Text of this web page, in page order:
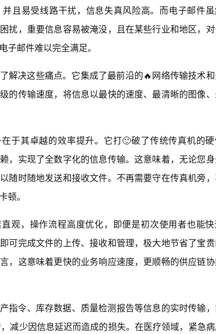
且易受线路干扰，信息失真风险高。而电子邮件
扰，重要信息容易被淹没，且在某些行业和地区，
子邮件难以完全满足。
解决这些痛点。它集成了最前沿的🔥网络传输技术
的传输速度，将信息以最快的速度、最清晰的图像
于其卓越的效率提升。它打🙂破了传统传真机的
，实现了全数字化的信息传输。这意味着，无论您
随时随地发送和接收文件。不再需要守在传真机旁
顿。
观，操作流程高度优化，即便是初次使用者也能快
可完成文件的上传、接收和管理，极大地节省了宝
，这意味着更快的业务响应速度，更顺畅的供应链协
指令、库存数据、质量检测报告等信息的实时传输
减少因信息延迟而造成的损失。在医疗领域，紧急病